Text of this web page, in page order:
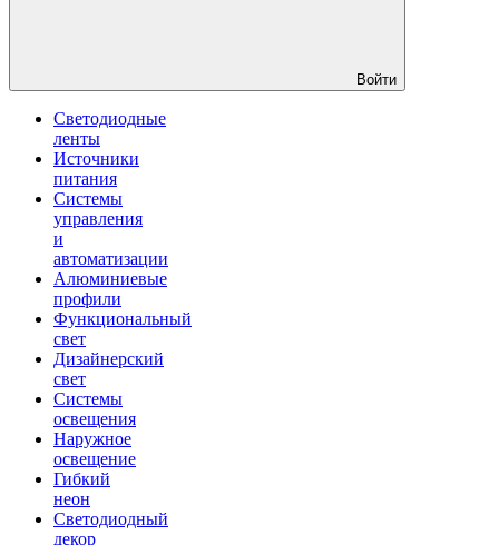
Войти
Светодиодные
ленты
Источники
питания
Системы
управления
и
автоматизации
Алюминиевые
профили
Функциональный
свет
Дизайнерский
свет
Системы
освещения
Наружное
освещение
Гибкий
неон
Светодиодный
декор